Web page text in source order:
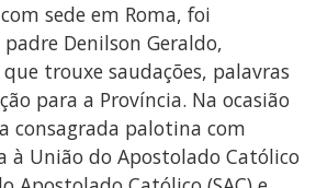
sede em Roma, foi
Denilson Geraldo,
trouxe saudações, palavras
para a Província. Na ocasião
consagrada palotina com
à União do Apostolado Católico